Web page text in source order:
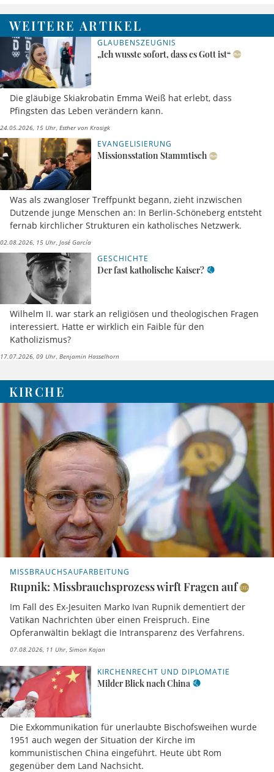
WEITERE ARTIKEL
GLAUBENSZEUGNIS
„Ich wusste sofort, dass es Gott ist“
Die gläubige Skiakrobatin Emma Weiß hat erlebt, dass
Pfingsten das Leben verändern kann.
24.05.2026, 15 Uhr Esther von Krosigk
EVANGELISIERUNG
Missionsstation Stammtisch
Was als zwangloser Treffpunkt begann, zieht inzwischen
Dutzende junge Menschen an: In Berlin-Schöneberg entsteht
fernab kirchlicher Strukturen ein katholisches Netzwerk.
02.08.2026, 15 Uhr José García
GESCHICHTE
Der fast katholische Kaiser?
Wilhelm II. war stark an religiösen und theologischen Fragen
interessiert. Hatte er wirklich ein Faible für den
Katholizismus?
17.07.2026, 09 Uhr Benjamin Hasselhorn
KIRCHE
MISSBRAUCHSAUFARBEITUNG
Rupnik: Missbrauchsprozess wirft Fragen auf
Im Fall des Ex-Jesuiten Marko Ivan Rupnik dementiert der
Vatikan Nachrichten über einen Freispruch. Eine
Opferanwältin beklagt die Intransparenz des Verfahrens.
07.08.2026, 11 Uhr Simon Kajan
KIRCHENRECHT UND DIPLOMATIE
Milder Blick nach China
Die Exkommunikation für unerlaubte Bischofsweihen wurde
1951 auch wegen der Situation der Kirche im
kommunistischen China eingeführt. Heute übt Rom
gegenüber dem Land Nachsicht.